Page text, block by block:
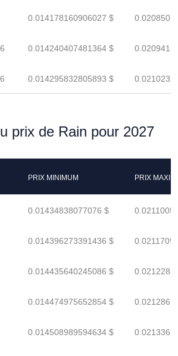
0.014178160906027 $
0.014240407481364 $
0.014295832805893 $
prix de Rain pour 2027
PRIX MINIMUM PRIX
0.01434838077076 $
0.014396273391436 $
0.014435640245086 $
0.014474975652854 $
0.014508989594634 $